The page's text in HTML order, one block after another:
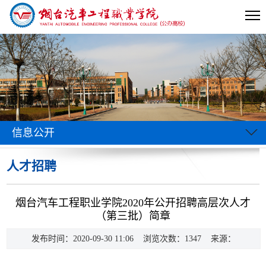
信息公开
人才招聘
当前位置:首页>>人才招聘>> 正文
烟台汽车工程职业学院2020年公开招聘高层次人才
（第三批）简章
发布时间：2020-09-30 11:06 浏览次数： 1347 来源：